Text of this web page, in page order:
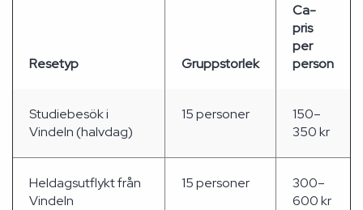
Resetyp Gruppstorlek
Ca-
pris
per
person
Studiebesök i
Vindeln (halvdag)
15 personer
150–
350 kr
Heldagsutflykt från
Vindeln
15 personer
300–
600 kr